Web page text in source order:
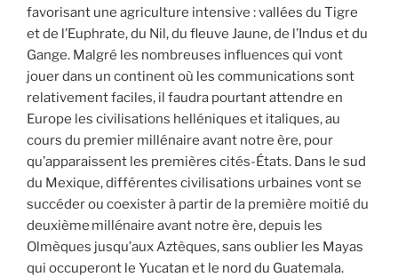
favorisant une agriculture intensive : vallées du Tigre
et de l’Euphrate, du Nil, du fleuve Jaune, de l’Indus et du
Gange. Malgré les nombreuses influences qui vont
jouer dans un continent où les communications sont
relativement faciles, il faudra pourtant attendre en
Europe les civilisations helléniques et italiques, au
cours du premier millénaire avant notre ère, pour
qu’apparaissent les premières cités-États. Dans le sud
du Mexique, différentes civilisations urbaines vont se
succéder ou coexister à partir de la première moitié du
deuxième millénaire avant notre ère, depuis les
Olmèques jusqu’aux Aztèques, sans oublier les Mayas
qui occuperont le Yucatan et le nord du Guatemala.